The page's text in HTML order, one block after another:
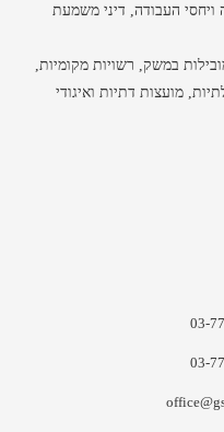
ויחסי העבודה, דיני משמעת
במשק, רשויות מקומיות,
מועצות דתיות ואיגודי
03-
03-